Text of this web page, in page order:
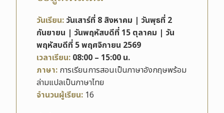
วันเรียน: วันเสาร์ที่ 8 สิงหาคม | วันพุธที่ 2
กันยายน | วันพฤหัสบดีที่ 15 ตุลาคม | วัน
พฤหัสบดีที่ 5 พฤศจิกายน 2569
เวลาเรียน: 08:00 – 15:00 น.
ภาษา: การเรียนการสอนเป็นภาษาอังกฤษพร้อม
ล่ามแปลเป็นภาษาไทย
จำนวนผู้เรียน: 16